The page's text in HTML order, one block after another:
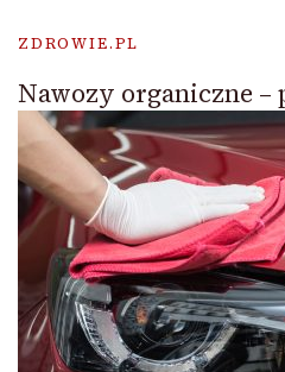
ZDROWIE.PL
Nawozy organiczne –